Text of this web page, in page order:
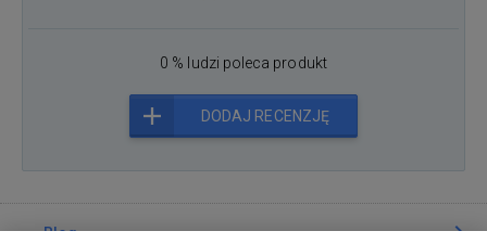
0 % ludzi poleca produkt
DODAJ RECENZJĘ
Blog